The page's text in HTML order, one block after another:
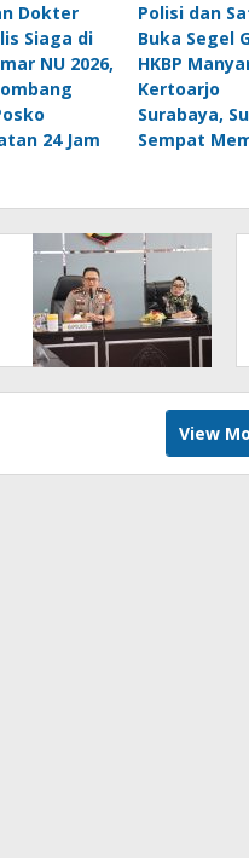
Dokter
Siaga di
NU 2026,
24 Jam
Polisi dan
Buka Segel
HKBP
Kertoarjo
Surabaya,
Sempat
View